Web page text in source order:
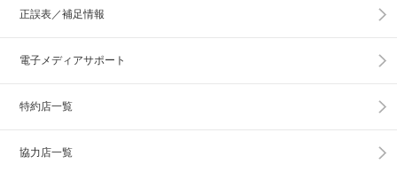
正誤表／補足情報
電子メディアサポート
特約店一覧
協力店一覧